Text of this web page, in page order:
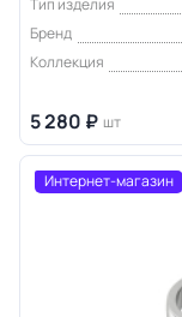
Бренд
Коллекция
5 280 ₽ шт
Интернет-магазин